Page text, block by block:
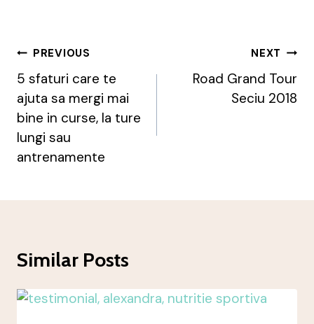
Post
Navigation
PREVIOUS
5 sfaturi care te
ajuta sa mergi mai
bine in curse, la ture
lungi sau
antrenamente
NEXT
Road Grand Tour
Seciu 2018
Similar Posts